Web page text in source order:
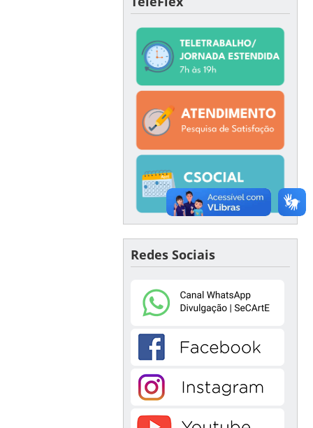
Redes Sociais